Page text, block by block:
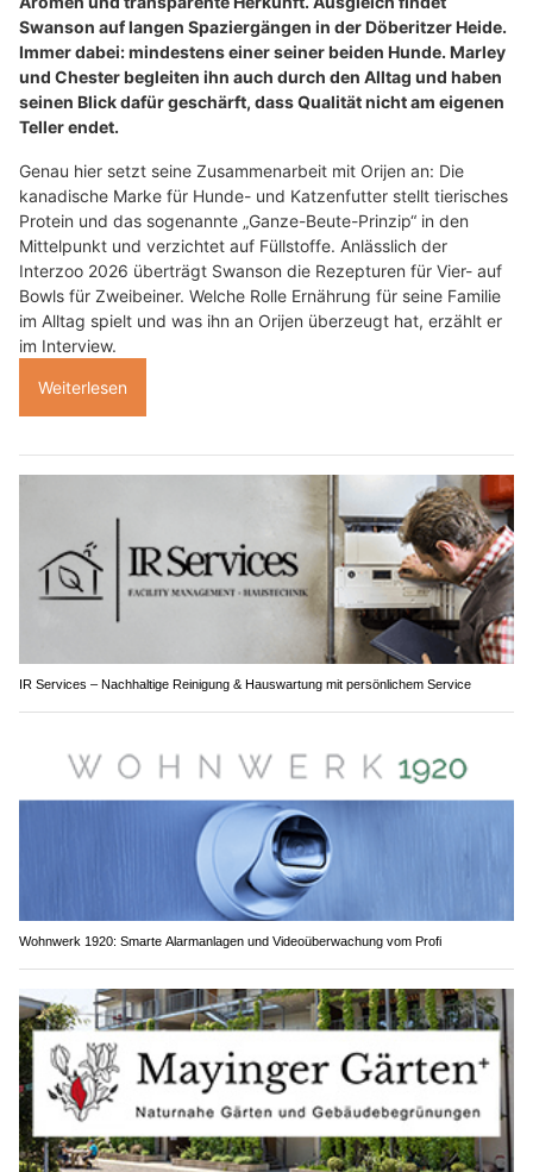
Swanson auf langen Spaziergängen in der Döberitzer Heide.
Immer dabei: mindestens einer seiner beiden Hunde. Marley
und Chester begleiten ihn auch durch den Alltag und haben
seinen Blick dafür geschärft, dass Qualität nicht am eigenen
Teller endet.
Genau hier setzt seine Zusammenarbeit mit Orijen an: Die
kanadische Marke für Hunde- und Katzenfutter stellt tierisches
Protein und das sogenannte „Ganze-Beute-Prinzip“ in den
Mittelpunkt und verzichtet auf Füllstoffe. Anlässlich der
Interzoo 2026 überträgt Swanson die Rezepturen für Vier- auf
Bowls für Zweibeiner. Welche Rolle Ernährung für seine Familie
im Alltag spielt und was ihn an Orijen überzeugt hat, erzählt er
im Interview.
Weiterlesen
IR Services – Nachhaltige Reinigung & Hauswartung mit persönlichem Service
Wohnwerk 1920: Smarte Alarmanlagen und Videoüberwachung vom Profi